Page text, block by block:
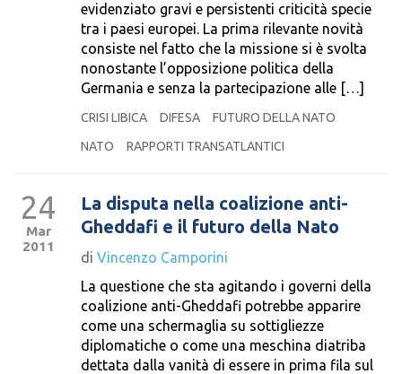
evidenziato gravi e persistenti criticità specie
tra i paesi europei. La prima rilevante novità
consiste nel fatto che la missione si è svolta
nonostante l’opposizione politica della
Germania e senza la partecipazione alle […]
CRISI LIBICA DIFESA
FUTURO DELLA NATO
NATO
RAPPORTI TRANSATLANTICI
24
Mar
2011
La disputa nella coalizione anti-
Gheddafi e il futuro della Nato
di Vincenzo Camporini
La questione che sta agitando i governi della
coalizione anti-Gheddafi potrebbe apparire
come una schermaglia su sottigliezze
diplomatiche o come una meschina diatriba
dettata dalla vanità di essere in prima fila sul